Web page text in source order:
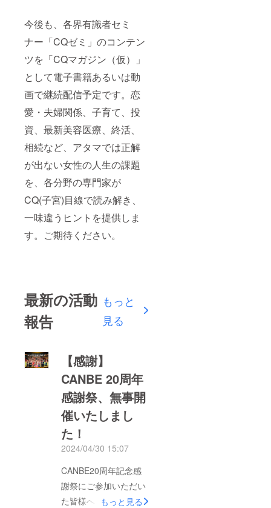
今後も、各界有識者セミ
ナー「CQゼミ」のコンテン
ツを「CQマガジン（仮）」
として電子書籍あるいは動
画で継続配信予定です。恋
愛・夫婦関係、子育て、投
資、最新美容医療、終活、
相続など、アタマでは正解
が出ない女性の人生の課題
を、各分野の専門家が
CQ(子宮)目線で読み解き、
一味違うヒントを提供しま
す。ご期待ください。
最新の活動
報告
もっと
見る
【感謝】
CANBE 20周年
感謝祭、無事開
催いたしまし
た！
2024/04/30 15:07
CANBE20周年記念感
謝祭にご参加いただい
た皆様へ、心からの感
もっと見る